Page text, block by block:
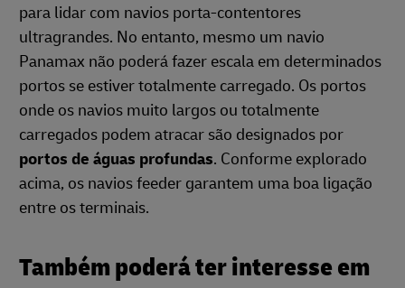
para lidar com navios porta-contentores
ultragrandes. No entanto, mesmo um navio
Panamax não poderá fazer escala em determinados
portos se estiver totalmente carregado. Os portos
onde os navios muito largos ou totalmente
carregados podem atracar são designados por
portos de águas profundas. Conforme explorado
acima, os navios feeder garantem uma boa ligação
entre os terminais.
Também poderá ter interesse em